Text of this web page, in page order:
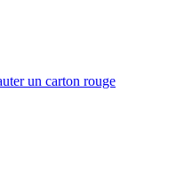
un carton rouge